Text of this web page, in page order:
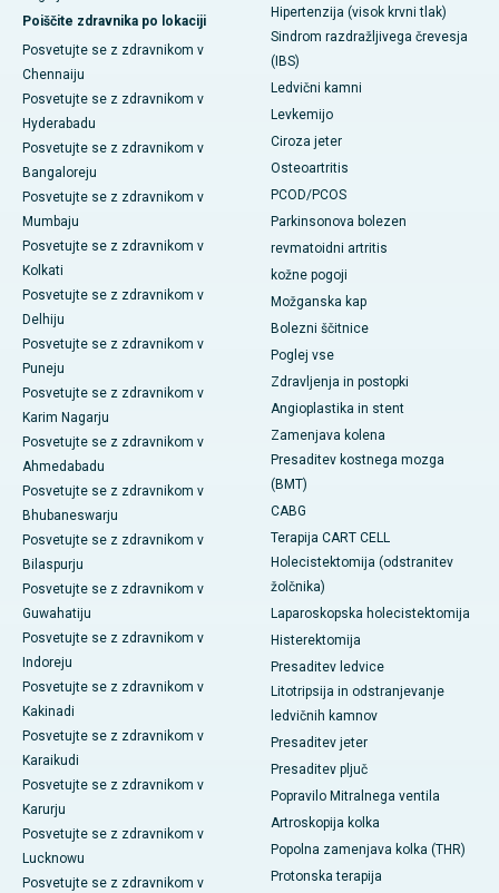
Poiščite zdravnika po lokaciji
Posvetujte se z zdravnikom v
Chennaiju
Posvetujte se z zdravnikom v
Hyderabadu
Posvetujte se z zdravnikom v
Bangaloreju
Posvetujte se z zdravnikom v
Mumbaju
Posvetujte se z zdravnikom v
Kolkati
Posvetujte se z zdravnikom v
Delhiju
Posvetujte se z zdravnikom v
Puneju
Posvetujte se z zdravnikom v
Karim Nagarju
Posvetujte se z zdravnikom v
Ahmedabadu
Posvetujte se z zdravnikom v
Bhubaneswarju
Posvetujte se z zdravnikom v
Bilaspurju
Posvetujte se z zdravnikom v
Guwahatiju
Posvetujte se z zdravnikom v
Indoreju
Posvetujte se z zdravnikom v
Kakinadi
Posvetujte se z zdravnikom v
Karaikudi
Posvetujte se z zdravnikom v
Karurju
Posvetujte se z zdravnikom v
Lucknowu
Posvetujte se z zdravnikom v
Hipertenzija (visok krvni tlak)
Sindrom razdražljivega črevesja
(IBS)
Ledvični kamni
Levkemijo
Ciroza jeter
Osteoartritis
PCOD/PCOS
Parkinsonova bolezen
revmatoidni artritis
kožne pogoji
Možganska kap
Bolezni ščitnice
Poglej vse
Zdravljenja in postopki
Angioplastika in stent
Zamenjava kolena
Presaditev kostnega mozga
(BMT)
CABG
Terapija CART CELL
Holecistektomija (odstranitev
žolčnika)
Laparoskopska holecistektomija
Histerektomija
Presaditev ledvice
Litotripsija in odstranjevanje
ledvičnih kamnov
Presaditev jeter
Presaditev pljuč
Popravilo Mitralnega ventila
Artroskopija kolka
Popolna zamenjava kolka (THR)
Protonska terapija